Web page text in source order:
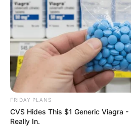
FRIDAY PLANS
CVS Hides This $1 Generic Viagra
Really In.